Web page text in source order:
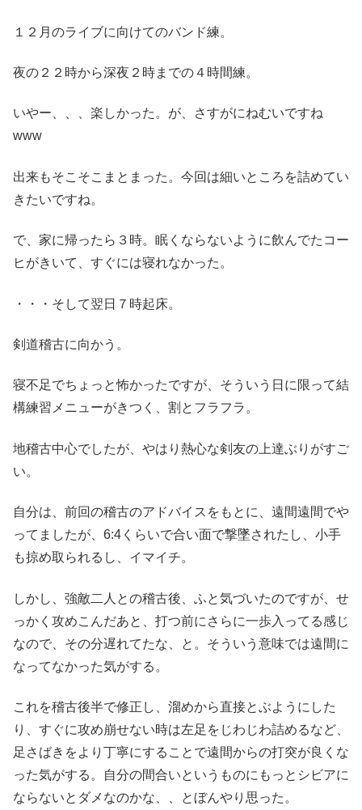
１２月のライブに向けてのバンド練。
夜の２２時から深夜２時までの４時間練。
いやー、、、楽しかった。が、さすがにねむいですね
www
出来もそこそこまとまった。今回は細いところを詰めてい
きたいですね。
で、家に帰ったら３時。眠くならないように飲んでたコー
ヒがきいて、すぐには寝れなかった。
・・・そして翌日７時起床。
剣道稽古に向かう。
寝不足でちょっと怖かったですが、そういう日に限って結
構練習メニューがきつく、割とフラフラ。
地稽古中心でしたが、やはり熱心な剣友の上達ぶりがすご
い。
自分は、前回の稽古のアドバイスをもとに、遠間遠間でや
ってましたが、6:4くらいで合い面で撃墜されたし、小手
も掠め取られるし、イマイチ。
しかし、強敵二人との稽古後、ふと気づいたのですが、せ
っかく攻めこんだあと、打つ前にさらに一歩入ってる感じ
なので、その分遅れてたな、と。そういう意味では遠間に
なってなかった気がする。
これを稽古後半で修正し、溜めから直接とぶようにした
り、すぐに攻め崩せない時は左足をじわじわ詰めるなど、
足さばきをより丁寧にすることで遠間からの打突が良くな
った気がする。自分の間合いというものにもっとシビアに
ならないとダメなのかな、、とぼんやり思った。